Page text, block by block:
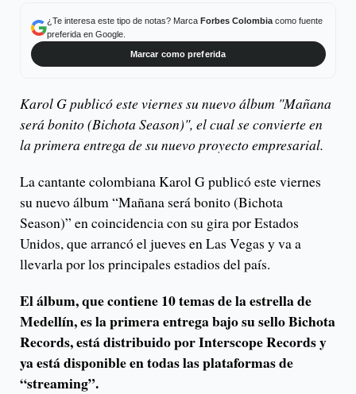
¿Te interesa este tipo de notas? Marca Forbes Colombiacomo fuente
preferida en Google.
Marcar como preferida
Karol G publicó este viernes su nuevo álbum "Mañana
será bonito (Bichota Season)", el cual se convierte en
la primera entrega de su nuevo proyecto empresarial.
La cantante colombiana Karol G publicó este viernes
su nuevo álbum “Mañana será bonito (Bichota
Season)” en coincidencia con su gira por Estados
Unidos, que arrancó el jueves en Las Vegas y va a
llevarla por los principales estadios del país.
El álbum, que contiene 10 temas de la estrella de
Medellín, es la primera entrega bajo su sello Bichota
Records, está distribuido por Interscope Records y
ya está disponible en todas las plataformas de
“streaming”.